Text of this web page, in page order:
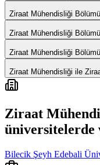
Ziraat Mühendisliği
Ziraat Mühendisliği
Ziraat Mühendisliği
Ziraat Mühendisliği ile
Ziraat
üniversitelerde
Bilecik Şeyh Edebali